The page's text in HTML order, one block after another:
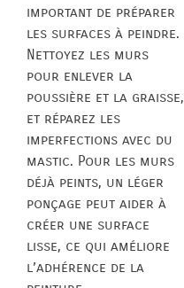
important de préparer
les surfaces à peindre.
Nettoyez les murs
pour enlever la
poussière et la graisse,
et réparez les
imperfections avec du
mastic. Pour les murs
déjà peints, un léger
ponçage peut aider à
créer une surface
lisse, ce qui améliore
l’adhérence de la